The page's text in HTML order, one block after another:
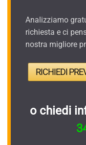
Analizziamo
richiesta e ci
nostra migliore
RICHIEDI
o chiedi